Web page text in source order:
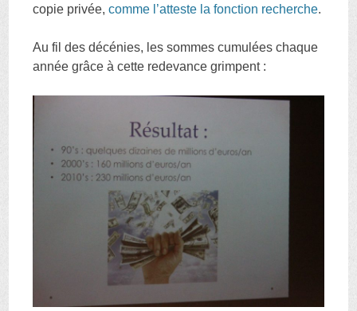
copie privée,comme l’atteste la fonction recherche.
Au fil des décénies, les sommes cumulées chaque
année grâce à cette redevance grimpent :